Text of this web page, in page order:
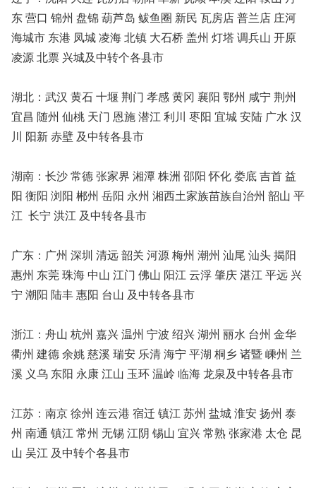
东 营口 锦州 盘锦 葫芦岛 鲅鱼圈 新民 瓦房店 普兰店 庄河
海城市 东港 凤城 凌海 北镇 大石桥 盖州 灯塔 调兵山 开原
凌源 北票 兴城及中转个各县市
湖北：武汉 黄石 十堰 荆门 孝感 黄冈 襄阳 鄂州 咸宁 荆州
宜昌 随州 仙桃 天门 恩施 潜江 利川 枣阳 宜城 安陆 广水 汉
川 阳新 赤壁 及中转各县市
湖南：长沙 常德 张家界 湘潭 株洲 邵阳 怀化 娄底 吉首 益
阳 衡阳 浏阳 郴州 岳阳 永州 湘西土家族苗族自治州 韶山 平
江 长宁 洪江 及中转各县市
广东：广州 深圳 清远 韶关 河源 梅州 潮州 汕尾 汕头 揭阳
惠州 东莞 珠海 中山 江门 佛山 阳江 云浮 肇庆 湛江 平远 兴
宁 潮阳 陆丰 惠阳 台山 及中转各县市
浙江：舟山 杭州 嘉兴 温州 宁波 绍兴 湖州 丽水 台州 金华
衢州 建德 余姚 慈溪 瑞安 乐清 海宁 平湖 桐乡 诸暨 嵊州 兰
溪 义乌 东阳 永康 江山 玉环 温岭 临海 龙泉及中转各县市
江苏：南京 徐州 连云港 宿迁 镇江 苏州 盐城 淮安 扬州 泰
州 南通 镇江 常州 无锡 江阴 锡山 宜兴 常熟 张家港 太仓 昆
山 吴江 及中转个各县市